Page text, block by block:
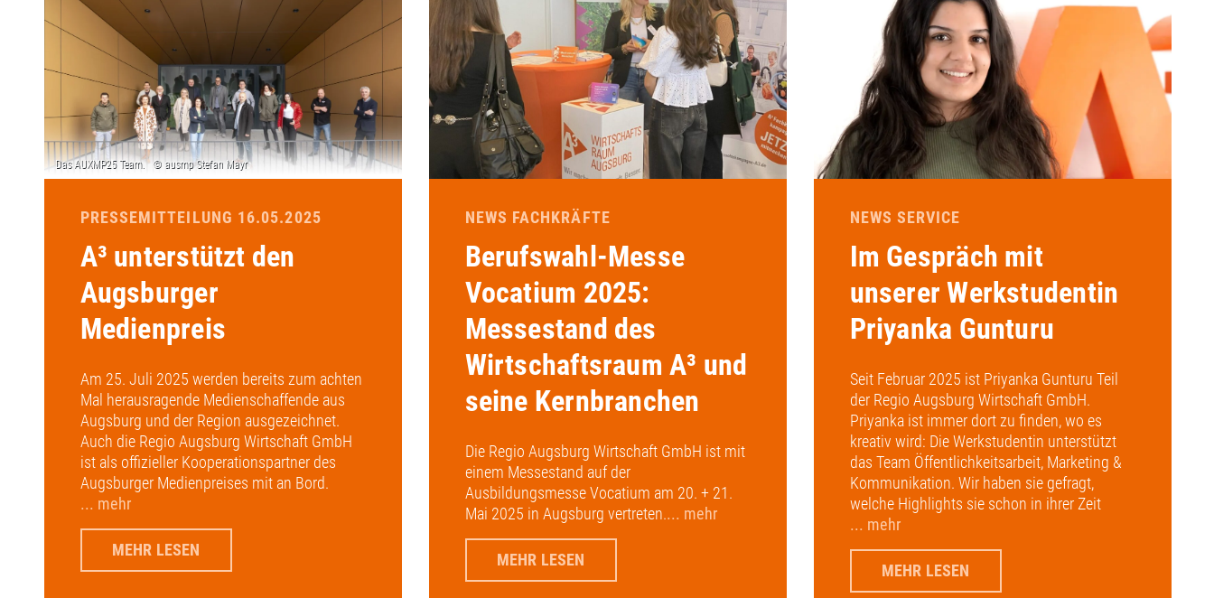
PRESSEMITTEILUNG 16.05.2025
A³ unterstützt den
Augsburger
Medienpreis
Am 25. Juli 2025 werden bereits zum achten
Mal herausragende Medienschaffende aus
Augsburg und der Region ausgezeichnet.
Auch die Regio Augsburg Wirtschaft GmbH
ist als offizieller Kooperationspartner des
Augsburger Medienpreises mit an Bord.
... mehr
MEHR LESEN
NEWS FACHKRÄFTE
Berufswahl-Messe
Vocatium 2025:
Messestand des
Wirtschaftsraum A³ und
seine Kernbranchen
Die Regio Augsburg Wirtschaft GmbH ist mit
einem Messestand auf der
Ausbildungsmesse Vocatium am 20. + 21.
Mai 2025 in Augsburg vertreten.... mehr
MEHR LESEN
NEWS SERVICE
Im Gespräch mit
unserer Werkstudentin
Priyanka Gunturu
Seit Februar 2025 ist Priyanka Gunturu Teil
der Regio Augsburg Wirtschaft GmbH.
Priyanka ist immer dort zu finden, wo es
kreativ wird: Die Werkstudentin unterstützt
das Team Öffentlichkeitsarbeit, Marketing &
Kommunikation. Wir haben sie gefragt,
welche Highlights sie schon in ihrer Zeit
... mehr
MEHR LESEN